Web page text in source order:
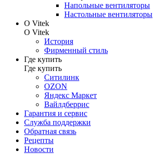
Напольные вентиляторы
Настольные вентиляторы
О Vitek
О Vitek
История
Фирменный стиль
Где купить
Где купить
Ситилинк
OZON
Яндекс Маркет
Вайлдберрис
Гарантия и сервис
Служба поддержки
Обратная связь
Рецепты
Новости